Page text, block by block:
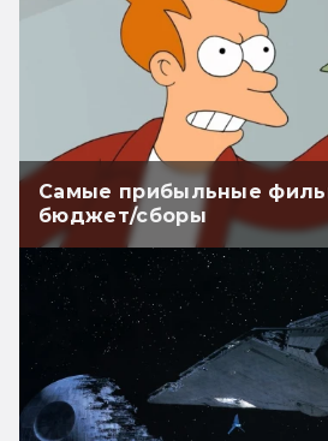
Самые прибыльные
бюджет/сборы